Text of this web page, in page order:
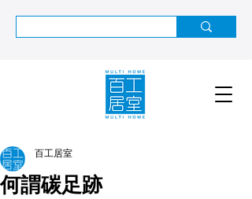
何謂碳足跡
百工居室